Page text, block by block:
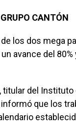
CANTÓN
los dos mega
avance del
del Instituto
que los